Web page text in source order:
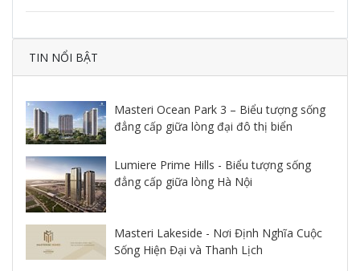
TIN NỔI BẬT
Masteri Ocean Park 3 – Biểu tượng sống
đẳng cấp giữa lòng đại đô thị biển
Lumiere Prime Hills - Biểu tượng sống
đẳng cấp giữa lòng Hà Nội
Masteri Lakeside - Nơi Định Nghĩa Cuộc
Sống Hiện Đại và Thanh Lịch